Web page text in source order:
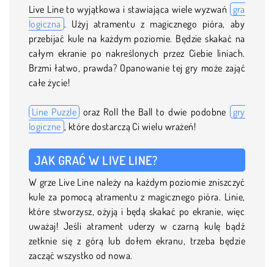
Live Line to wyjątkowa i stawiająca wiele wyzwań gra
logiczna . Użyj atramentu z magicznego pióra, aby
przebijać kule na każdym poziomie. Będzie skakać na
całym ekranie po nakreślonych przez Ciebie liniach.
Brzmi łatwo, prawda? Opanowanie tej gry może zająć
całe życie!
Line Puzzle oraz Roll the Ball to dwie podobne gry
logiczne , które dostarczą Ci wielu wrażeń!
JAK GRAĆ W LIVE LINE?
W grze Live Line należy na każdym poziomie zniszczyć
kule za pomocą atramentu z magicznego pióra. Linie,
które stworzysz, ożyją i będą skakać po ekranie, więc
uważaj! Jeśli atrament uderzy w czarną kulę bądź
zetknie się z górą lub dołem ekranu, trzeba będzie
zacząć wszystko od nowa.